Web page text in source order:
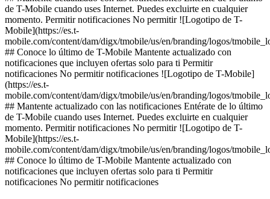
de T-Mobile cuando uses Internet. Puedes excluirte en cualquier
momento. Permitir notificaciones No permitir ![Logotipo de T-
Mobile](https://es.t-
mobile.com/content/dam/digx/tmobile/us/en/branding/logos/
## Conoce lo último de T-Mobile Mantente actualizado con
notificaciones que incluyen ofertas solo para ti Permitir
notificaciones No permitir notificaciones ![Logotipo de T-Mobile]
(https://es.t-
mobile.com/content/dam/digx/tmobile/us/en/branding/logos/
## Mantente actualizado con las notificaciones Entérate de lo último
de T-Mobile cuando uses Internet. Puedes excluirte en cualquier
momento. Permitir notificaciones No permitir ![Logotipo de T-
Mobile](https://es.t-
mobile.com/content/dam/digx/tmobile/us/en/branding/logos/
## Conoce lo último de T-Mobile Mantente actualizado con
notificaciones que incluyen ofertas solo para ti Permitir
notificaciones No permitir notificaciones